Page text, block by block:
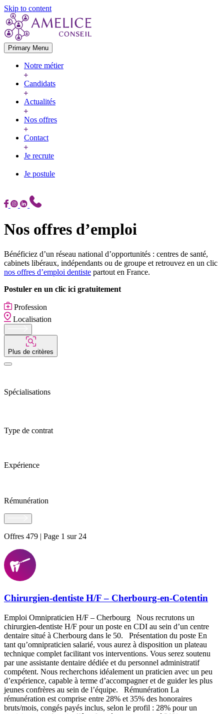
Skip to content
Primary Menu
Notre métier
Candidats
Actualités
Nos offres
Contact
Je recrute
Je postule
Nos offres d’emploi
Bénéficiez d’un réseau national d’opportunités : centres de santé,
cabinets libéraux, indépendants ou de groupe et retrouvez en un clic
nos offres d’emploi dentiste partout en France.
Postuler en un clic ici gratuitement
Profession
Localisation
Plus de critères
Spécialisations
Type de contrat
Expérience
Rémunération
Offres 479 | Page 1 sur 24
Chirurgien-dentiste H/F – Cherbourg-en-Cotentin
Emploi Omnipraticien H/F – Cherbourg Nous recrutons un
chirurgien-dentiste H/F pour un poste en CDI au sein d’un centre
dentaire situé à Cherbourg dans le 50. Présentation du poste En
tant qu’omnipraticien salarié, vous aurez à disposition un plateau
technique complet facilitant vos interventions. Vous serez soutenu
par une assistante dentaire dédiée et du personnel administratif
compétent. Nous recherchons idéalement un praticien avec un peu
d’expérience, capable à terme d’accompagner et de guider les plus
jeunes confrères au sein de l’équipe. Rémunération La
rémunération est comprise entre 28% et 35% des honoraires
bruts/mois, congés payés inclus, selon le profil : 28% pour un